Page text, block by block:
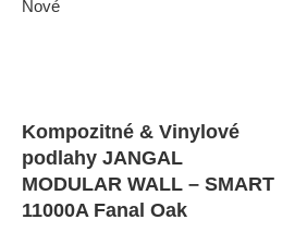
Nové
Kompozitné & Vinylové
podlahy JANGAL
MODULAR WALL – SMART
11000A Fanal Oak